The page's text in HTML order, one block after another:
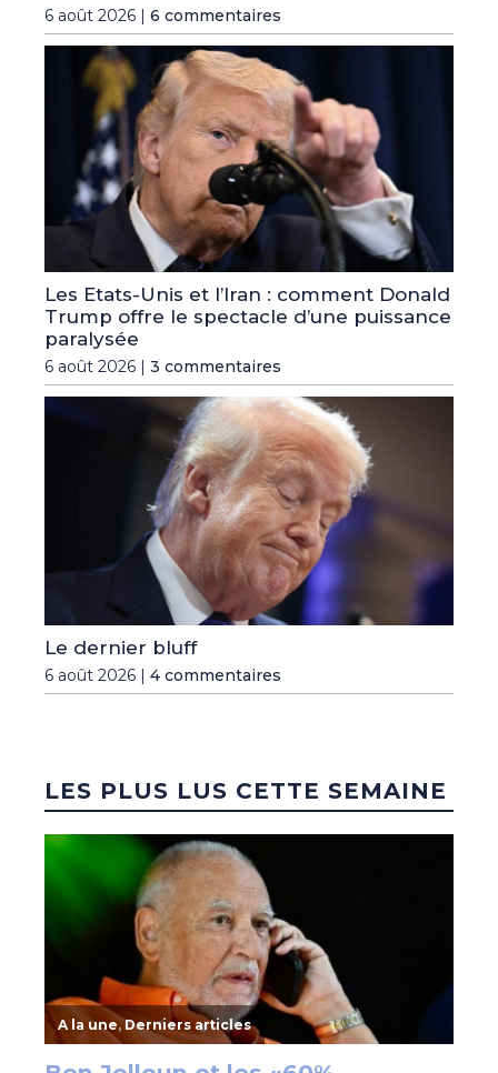
6 août 2026 | 6 commentaires
Les Etats-Unis et l’Iran : comment Donald
Trump offre le spectacle d’une puissance
paralysée
6 août 2026 | 3 commentaires
Le dernier bluff
6 août 2026 | 4 commentaires
LES PLUS LUS CETTE SEMAINE